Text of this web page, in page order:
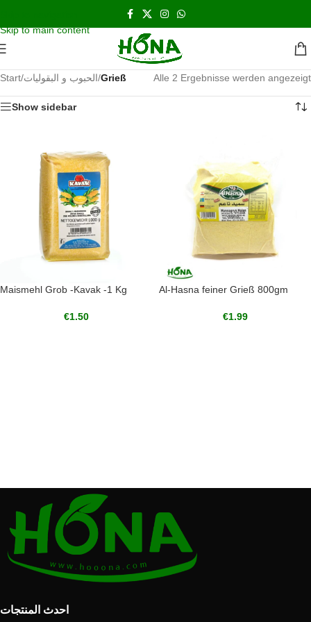
Skip to main content
اشحن مجانا و نحن بالخدمه على مدار الاسبوع
Start/الحبوب و البقوليات/Grieß Alle 2 Ergebnisse werden angezeigt
Show sidebar
Maismehl Grob -Kavak -1 Kg
€1.50
Al-Hasna feiner Grieß 800gm
€1.99
احدث المنتجات